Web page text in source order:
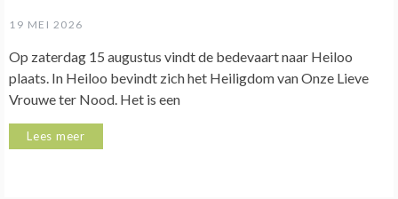
19 MEI 2026
Op zaterdag 15 augustus vindt de bedevaart naar Heiloo
plaats. In Heiloo bevindt zich het Heiligdom van Onze Lieve
Vrouwe ter Nood. Het is een
Lees meer